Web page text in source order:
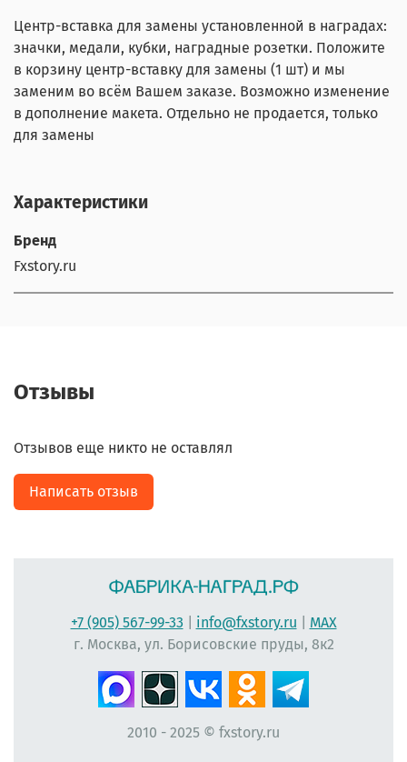
Центр-вставка для замены установленной в наградах:
значки, медали, кубки, наградные розетки. Положите
в корзину центр-вставку для замены (1 шт) и мы
заменим во всём Вашем заказе. Возможно изменение
в дополнение макета. Отдельно не продается, только
для замены
Характеристики
Бренд
Fxstory.ru
Отзывы
Отзывов еще никто не оставлял
Написать отзыв
+7 (905) 567-99-33 info@fxstory.ru
MAX
г. Москва, ул. Борисовские пруды, 8к2
2010 - 2025 © fxstory.ru